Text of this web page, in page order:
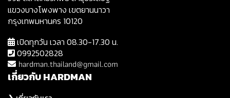
แขวงบางโพงพาง เขตยานนาวา
กรุงเทพมหานคร 10120
เปิดทุกวัน เวลา 08.30-17.30 น.
0992502828
hardman.thailand@gmail.com
เกี่ยวกับ HARDMAN